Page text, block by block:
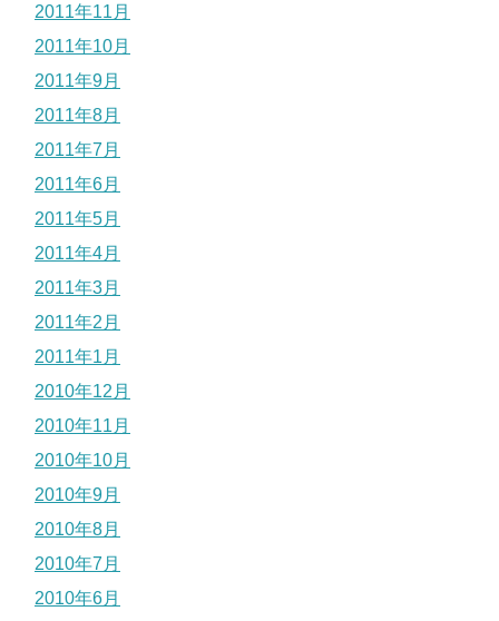
2011年11月
2011年10月
2011年9月
2011年8月
2011年7月
2011年6月
2011年5月
2011年4月
2011年3月
2011年2月
2011年1月
2010年12月
2010年11月
2010年10月
2010年9月
2010年8月
2010年7月
2010年6月